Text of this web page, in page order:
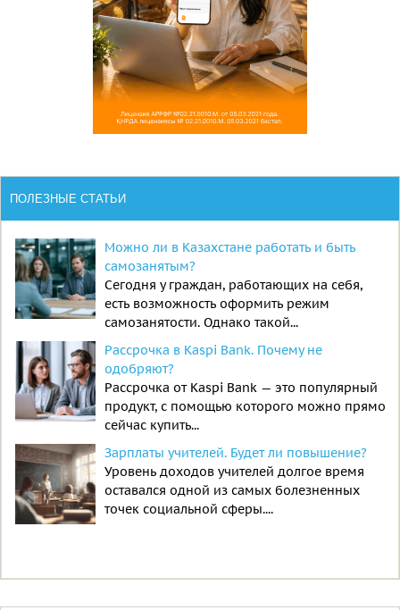
ПОЛЕЗНЫЕ СТАТЬИ
Можно ли в Казахстане работать и быть
самозанятым?
Сегодня у граждан, работающих на себя,
есть возможность оформить режим
самозанятости. Однако такой...
Рассрочка в Kaspi Bank. Почему не
одобряют?
Рассрочка от Kaspi Bank — это популярный
продукт, с помощью которого можно прямо
сейчас купить...
Зарплаты учителей. Будет ли повышение?
Уровень доходов учителей долгое время
оставался одной из самых болезненных
точек социальной сферы....